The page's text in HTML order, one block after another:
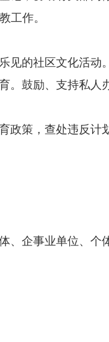
工作。
见的社区文化活动。
。鼓励、支持私人
政策，查处违反计
、企事业单位、个